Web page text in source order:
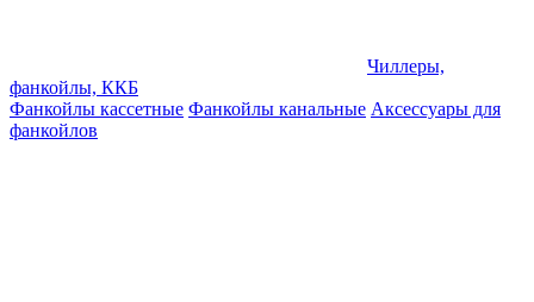
Чиллеры,
фанкойлы, ККБ
Фанкойлы кассетные Фанкойлы канальные Аксессуары для
фанкойлов